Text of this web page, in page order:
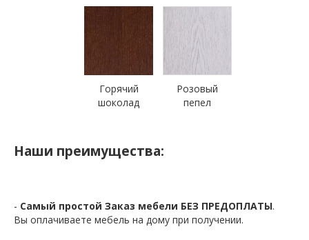
Горячий
шоколад
Розовый
пепел
Наши преимущества:
- Самый простой Заказ мебели БЕЗ ПРЕДОПЛАТЫ.
Вы оплачиваете мебель на дому при получении.